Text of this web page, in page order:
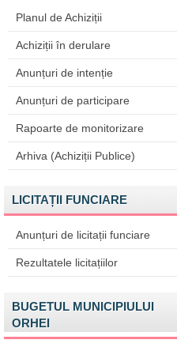
Planul de Achiziții
Achiziții în derulare
Anunțuri de intenție
Anunțuri de participare
Rapoarte de monitorizare
Arhiva (Achiziții Publice)
LICITAȚII FUNCIARE
Anunțuri de licitații funciare
Rezultatele licitațiilor
BUGETUL MUNICIPIULUI
ORHEI